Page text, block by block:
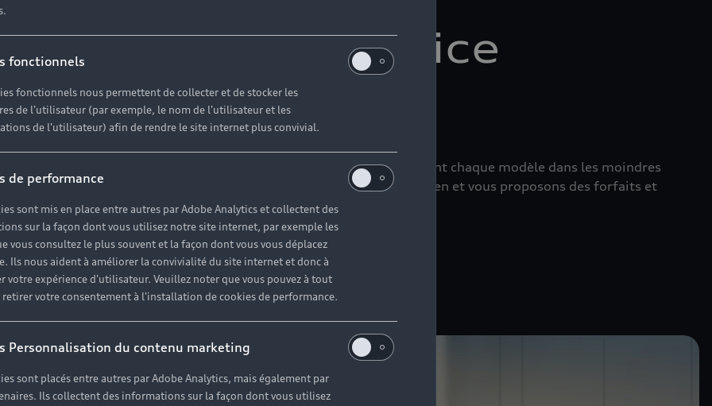
fonctionnels
fonctionnels nous permettent de collecter et de stocker les
de l'utilisateur (par exemple, le nom de l'utilisateur et les
de l'utilisateur) afin de rendre le site internet plus convivial.
de performance
sont mis en place entre autres par Adobe Analytics et collectent des
sur la façon dont vous utilisez notre site internet, par exemple les
vous consultez le plus souvent et la façon dont vous vous déplacez
Ils nous aident à améliorer la convivialité du site internet et donc à
votre expérience d'utilisateur. Veuillez noter que vous pouvez à tout
votre consentement à l'installation de cookies de performance.
Personnalisation du contenu marketing
sont placés entre autres par Adobe Analytics, mais également par
Ils collectent des informations sur la façon dont vous utilisez
au service
de votre Audi
la sécurité et la valeur de votre véhicule. Nos experts connaissent chaque modèle dans les moindres
Nous vous accompagnons tout au long de votre parcours d’entretien et vous proposons des forfaits et
services sur-mesure.